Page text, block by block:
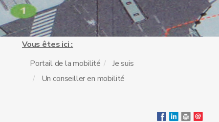
Vous êtes ici :
Portail de la mobilité
Je suis
Un conseiller en mobilité